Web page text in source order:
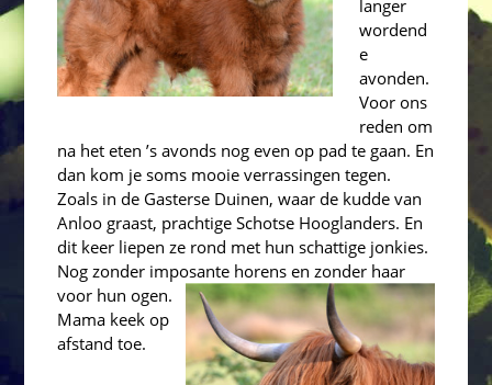
langer
wordend
e
avonden.
Voor ons
reden om
na het eten ’s avonds nog even op pad te gaan. En
dan kom je soms mooie verrassingen tegen.
Zoals in de Gasterse Duinen, waar de kudde van
Anloo graast, prachtige Schotse Hooglanders. En
dit keer liepen ze rond met hun schattige jonkies.
Nog zonder imposante horens en zonder haar
voor hun ogen.
Mama keek op
afstand toe.